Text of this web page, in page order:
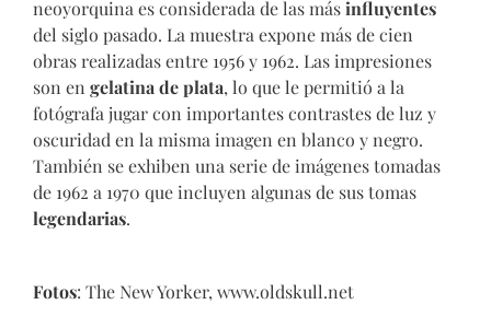
neoyorquina es considerada de las másinfluyentes
del siglo pasado. La muestra expone más de cien
obras realizadas entre 1956 y 1962. Las impresiones
son en gelatina de plata, lo que le permitió a la
fotógrafa jugar con importantes contrastes de luz y
oscuridad en la misma imagen en blanco y negro.
También se exhiben una serie de imágenes tomadas
de 1962 a 1970 que incluyen algunas de sus tomas
legendarias.
Fotos: The New Yorker, www.oldskull.net